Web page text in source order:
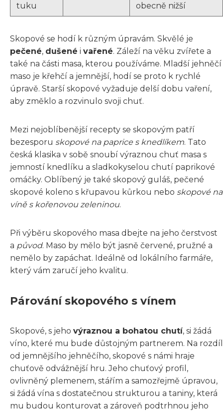
tuku
obecně nižší
Skopové se hodí k různým úpravám. Skvělé je
pečené, dušené i vařené. Záleží na věku zvířete a
také na části masa, kterou používáme. Mladší jehněčí
maso je křehčí a jemnější, hodí se proto k rychlé
úpravě. Starší skopové vyžaduje delší dobu vaření,
aby změklo a rozvinulo svoji chuť.
Mezi nejoblíbenější recepty se skopovým patří
bezesporu skopové na paprice s knedlíkem. Tato
česká klasika v sobě snoubí výraznou chuť masa s
jemností knedlíku a sladkokyselou chutí paprikové
omáčky. Oblíbený je také skopový guláš, pečené
skopové koleno s křupavou kůrkou nebo skopové na
víně s kořenovou zeleninou.
Při výběru skopového masa dbejte na jeho čerstvost
a původ. Maso by mělo být jasně červené, pružné a
nemělo by zapáchat. Ideálně od lokálního farmáře,
který vám zaručí jeho kvalitu.
Párování skopového s vínem
Skopové, s jeho výraznou a bohatou chutí, si žádá
víno, které mu bude důstojným partnerem. Na rozdíl
od jemnějšího jehněčího, skopové s námi hraje
chuťově odvážnější hru. Jeho chuťový profil,
ovlivněný plemenem, stářím a samozřejmě úpravou,
si žádá vína s dostatečnou strukturou a taniny, která
mu budou konturovat a zároveň podtrhnou jeho